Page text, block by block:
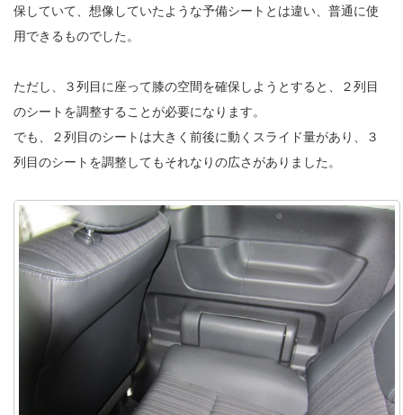
保していて、想像していたような予備シートとは違い、普通に使
用できるものでした。
ただし、３列目に座って膝の空間を確保しようとすると、２列目
のシートを調整することが必要になります。
でも、２列目のシートは大きく前後に動くスライド量があり、３
列目のシートを調整してもそれなりの広さがありました。